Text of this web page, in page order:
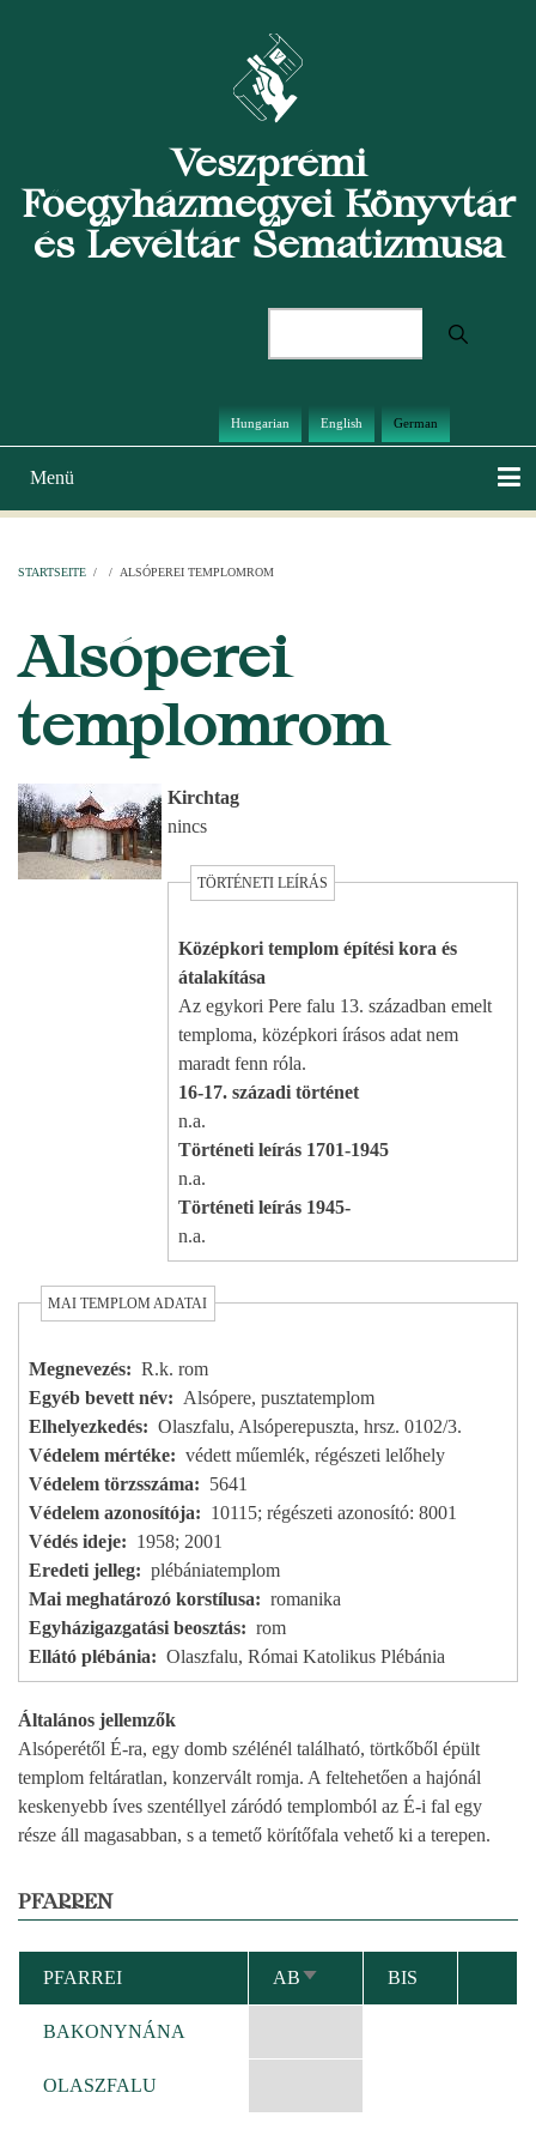
Veszprémi
Főegyházmegyei Könyvtár
és Levéltár Sematizmusa
Hungarian English German
Hauptnavigation
Menü
STARTSEITE / / ALSÓPEREI TEMPLOMROM
Alsóperei
templomrom
Kirchtag
nincs
TÖRTÉNETI LEÍRÁS
Középkori templom építési kora és
átalakítása
Az egykori Pere falu 13. században emelt
temploma, középkori írásos adat nem
maradt fenn róla.
16-17. századi történet
n.a.
Történeti leírás 1701-1945
n.a.
Történeti leírás 1945-
n.a.
MAI TEMPLOM ADATAI
Megnevezés
R.k. rom
Egyéb bevett név
Alsópere, pusztatemplom
Elhelyezkedés
Olaszfalu, Alsóperepuszta, hrsz. 0102/3.
Védelem mértéke
védett műemlék, régészeti lelőhely
Védelem törzsszáma
5641
Védelem azonosítója
10115; régészeti azonosító: 8001
Védés ideje
1958; 2001
Eredeti jelleg
plébániatemplom
Mai meghatározó korstílusa
romanika
Egyházigazgatási beosztás
rom
Ellátó plébánia
Olaszfalu, Római Katolikus Plébánia
Általános jellemzők
Alsóperétől É-ra, egy domb szélénél található, törtkőből épült
templom feltáratlan, konzervált romja. A feltehetően a hajónál
keskenyebb íves szentéllyel záródó templomból az É-i fal egy
része áll magasabban, s a temető körítőfala vehető ki a terepen.
PFARREN
PFARREI ABAUFSTEIGEND
SORTIEREN
BIS
BAKONYNÁNA
OLASZFALU